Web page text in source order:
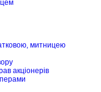
митницею
акціонерів